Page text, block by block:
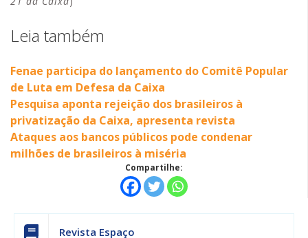
Leia também
Fenae participa do lançamento do Comitê Popular
de Luta em Defesa da Caixa
Pesquisa aponta rejeição dos brasileiros à
privatização da Caixa, apresenta revista
Ataques aos bancos públicos pode condenar
milhões de brasileiros à miséria
Compartilhe:
Revista Espaço